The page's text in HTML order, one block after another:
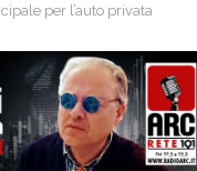
per l’auto privata